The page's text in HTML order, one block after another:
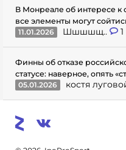
В Монреале об интересе к
все элементы могут
11.01.2026
Шшшшщ.. 1
Финны об отказе
статусе: наверное, опять
05.01.2026
костя